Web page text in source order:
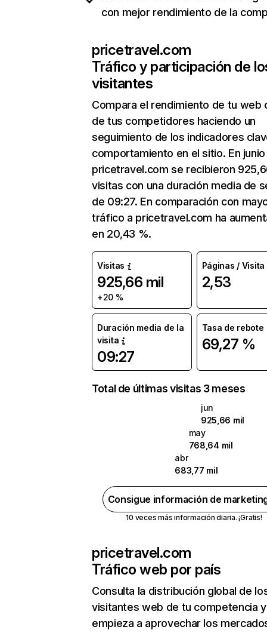
con mejor rendimiento de la
pricetravel.com
Tráfico y participación de
visitantes
Compara el rendimiento de tu web
de tus competidores haciendo un
seguimiento de los indicadores
comportamiento en el sitio. En junio
pricetravel.com se recibieron
visitas con una duración media de
de 09:27. En comparación con
tráfico a pricetravel.com ha
en 20,43 %.
Visitas
925,66 mil
+20 %
Páginas / Visita
2,53
Duración media de la
visita
09:27
Tasa de rebote
69,27 %
Total de últimas visitas 3 meses
jun
925,66 mil
may
768,64 mil
abr
683,77 mil
Consigue información de
10 veces más información diaria. ¡Gratis!
pricetravel.com
Tráfico web por país
Consulta la distribución global de
visitantes web de tu competencia y
empieza a aprovechar los